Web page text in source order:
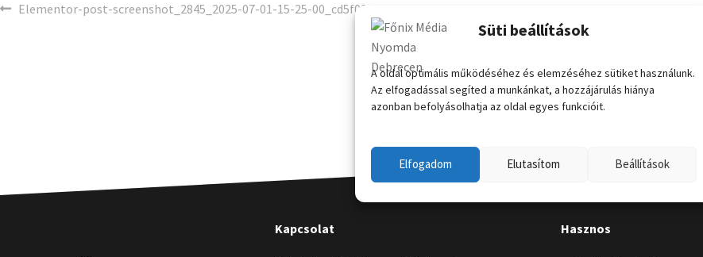
Süti beállítások
A oldal optimális működéséhez és elemzéséhez sütiket használunk.
Az elfogadással segíted a munkánkat, a hozzájárulás hiánya
azonban befolyásolhatja az oldal egyes funkcióit.
Elfogadom Elutasítom Beállítások
Elementor-post-screenshot_2845_2025-07-01-15-25-00_cd5f09a.png
Kapcsolat Hasznos